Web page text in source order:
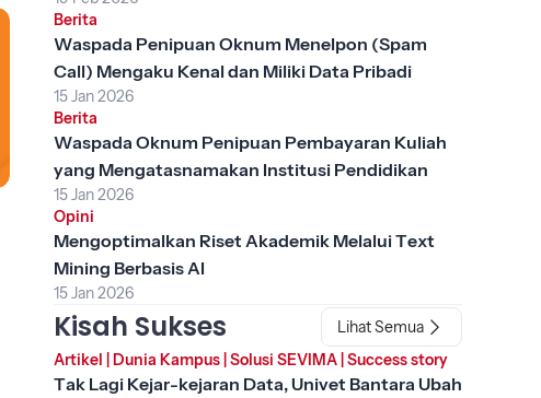
Berita
Waspada Penipuan Oknum Menelpon (Spam
Call) Mengaku Kenal dan Miliki Data Pribadi
15 Jan 2026
Berita
Waspada Oknum Penipuan Pembayaran Kuliah
yang Mengatasnamakan Institusi Pendidikan
15 Jan 2026
Opini
Mengoptimalkan Riset Akademik Melalui Text
Mining Berbasis AI
15 Jan 2026
Kisah Sukses
Lihat Semua
Artikel Dunia Kampus| Solusi SEVIMA| Success story
Tak Lagi Kejar-kejaran Data, Univet Bantara Ubah